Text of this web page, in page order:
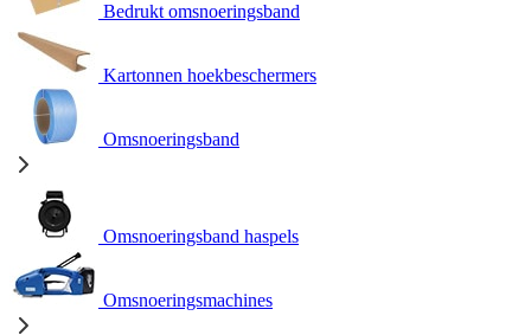
Bedrukt omsnoeringsband
Kartonnen hoekbeschermers
Omsnoeringsband
Omsnoeringsband haspels
Omsnoeringsmachines